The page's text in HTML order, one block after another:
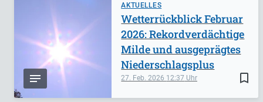
AKTUELLES
bookmark_border
27. Feb. 2026 12:37
Wetterrückblick Februar
2026: Rekordverdächtige
Milde und ausgeprägtes
Niederschlagsplus